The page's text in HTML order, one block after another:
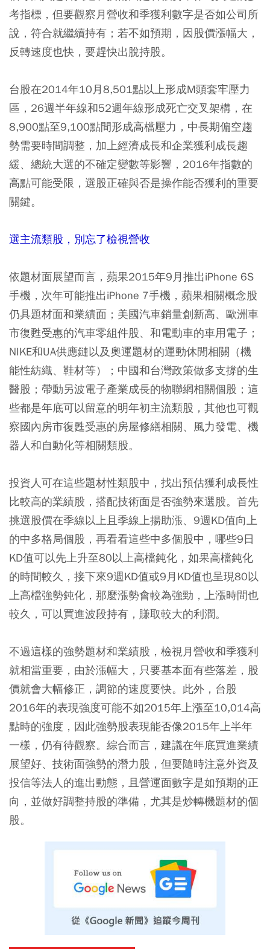
考指標，但要觀察月營收和季獲利數字是否如公司所
說，符合就繼續持有；若不如預期，因股價漲幅大，
反轉速度也快，要趕快出脫持股。
台股在2014年10月8,501點以上形成M頭套牢壓力
區，26週半年線和52週年線形成死亡交叉架構，在
8,900點至9,100點間形成高檔壓力，中長期偏空趨
勢需要時間調整，加上經濟成長和企業獲利成長趨
緩、總統大選的不確定變數等影響，2016年指數的
高點可能受限，選股正確與否是操作能否獲利的重要
關鍵。
選主流類股，別忘了檢視營收
依題材面展望而言，蘋果2015年9月推出iPhone 6S
手機，次年可能推出iPhone 7手機，蘋果相關概念股
仍具題材面和業績面；美國汽車銷量創新高、歐洲車
市復甦受惠的汽車零組件股、和電動車的車用電子；
NIKE和UA供應鏈以及奧運題材的運動休閒相關（機
能性紡織、鞋材等）；中國和台灣政策做多支撐的生
醫股；帶動另波電子產業成長的物聯網相關個股；這
些都是年底可以留意的明年初主流類股，其他也可觀
察國內房市復甦受惠的房屋修繕相關、風力發電、機
器人和自動化等相關類股。
投資人可在這些題材性類股中，找出預估獲利成長性
比較高的業績股，搭配技術面是否強勢來選股。首先
挑選股價在季線以上且季線上揚助漲、9週KD值向上
的中多格局個股，再看看這些中多個股中，哪些9日
KD值可以先上升至80以上高檔鈍化，如果高檔鈍化
的時間較久，接下來9週KD值或9月KD值也呈現80以
上高檔強勢鈍化，那麼漲勢會較為強勁，上漲時間也
較久，可以買進波段持有，賺取較大的利潤。
不過這樣的強勢題材和業績股，檢視月營收和季獲利
就相當重要，由於漲幅大，只要基本面有些落差，股
價就會大幅修正，調節的速度要快。此外，台股
2016年的表現強度可能不如2015年上漲至10,014高
點時的強度，因此強勢股表現能否像2015年上半年
一樣，仍有待觀察。綜合而言，建議在年底買進業績
展望好、技術面強勢的潛力股，但要隨時注意外資及
投信等法人的進出動態，且營運面數字是如預期的正
向，並做好調整持股的準備，尤其是炒轉機題材的個
股。